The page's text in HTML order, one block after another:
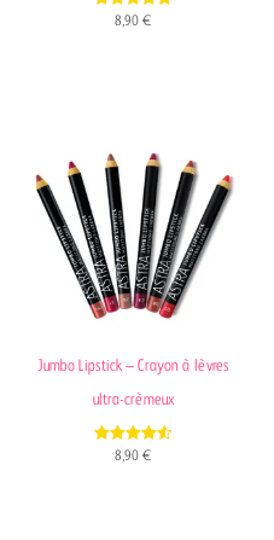
4.94
8,90 €
Jumbo Lipstick – Crayon à lèvres
ultra-crèmeux
4.60
8,90 €